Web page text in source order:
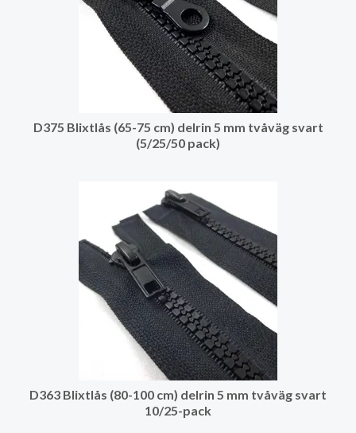
D375 Blixtlås (65-75 cm) delrin 5 mm tvåväg svart
(5/25/50 pack)
D363 Blixtlås (80-100 cm) delrin 5 mm tvåväg svart
10/25-pack